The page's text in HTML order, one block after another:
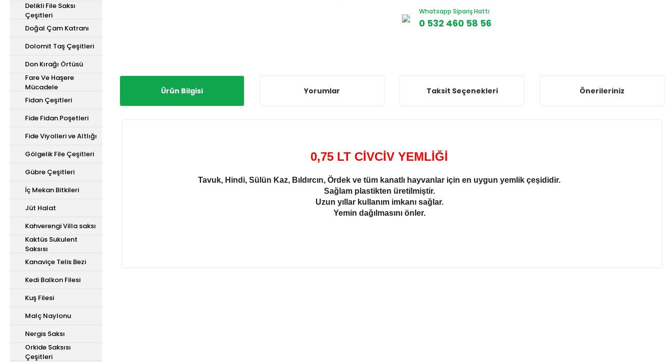
Delikli File Saksı
Çeşitleri
Doğal Çam Katranı
Dolomit Taş Çeşitleri
Don Kırağı Örtüsü
Fare Ve Haşere
Mücadele
Fidan Çeşitleri
Fide Fidan Poşetleri
Fide Viyolleri ve Altlığı
Gölgelik File Çeşitleri
Gübre Çeşitleri
İç Mekan Bitkileri
Jüt Halat
Kahverengi Villa saksı
Kaktüs Sukulent
Saksısı
Kanaviçe Telis Bezi
Kedi Balkon Filesi
Kuş Filesi
Malç Naylonu
Nergis Saksı
Orkide Saksısı
Çeşitleri
Whatsapp Sipariş Hattı
0 532 460 58 56
Ürün Bilgisi Yorumlar Taksit Seçenekleri Önerileriniz
0,75 LT CİVCİV YEMLİĞİ
Tavuk, Hindi, Sülün Kaz, Bıldırcın, Ördek ve tüm kanatlı hayvanlar için en uygun yemlik çeşididir.
Sağlam plastikten üretilmiştir.
Uzun yıllar kullanım imkanı sağlar.
Yemin dağılmasını önler.